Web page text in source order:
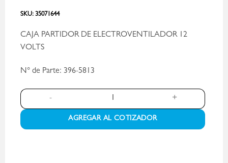
SKU: 35071644
CAJA PARTIDOR DE ELECTROVENTILADOR 12
VOLTS
N° de Parte: 396-5813
CAJA SOFT START - PN 396-5813 cantidad
AGREGAR AL COTIZADOR